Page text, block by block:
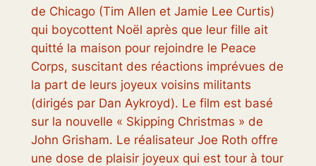
de Chicago (Tim Allen et Jamie Lee Curtis)
qui boycottent Noël après que leur fille ait
quitté la maison pour rejoindre le Peace
Corps, suscitant des réactions imprévues de
la part de leurs joyeux voisins militants
(dirigés par Dan Aykroyd). Le film est basé
sur la nouvelle « Skipping Christmas » de
John Grisham. Le réalisateur Joe Roth offre
une dose de plaisir joyeux qui est tour à tour